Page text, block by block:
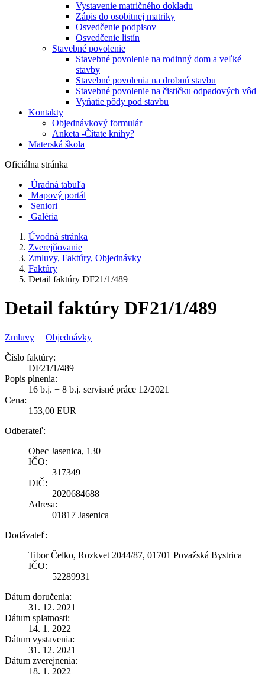
Vystavenie matričného dokladu
Zápis do osobitnej matriky
Osvedčenie podpisov
Osvedčenie listín
Stavebné povolenie
Stavebné povolenie na rodinný dom a veľké
stavby
Stavebné povolenia na drobnú stavbu
Stavebné povolenie na čističku odpadových vôd
Vyňatie pôdy pod stavbu
Kontakty
Objednávkový formulár
Anketa -Čítate knihy?
Materská škola
Oficiálna stránka
Úradná tabuľa
Mapový portál
Seniori
Galéria
Úvodná stránka
Zverejňovanie
Zmluvy, Faktúry, Objednávky
Faktúry
Detail faktúry DF21/1/489
Detail faktúry DF21/1/489
Zmluvy | Objednávky
Číslo faktúry:
DF21/1/489
Popis plnenia:
16 b.j. + 8 b.j. servisné práce 12/2021
Cena:
153,00 EUR
Odberateľ:
Obec Jasenica, 130
IČO:
317349
DIČ:
2020684688
Adresa:
01817 Jasenica
Dodávateľ:
Tibor Čelko, Rozkvet 2044/87, 01701 Považská Bystrica
IČO:
52289931
Dátum doručenia:
31. 12. 2021
Dátum splatnosti:
14. 1. 2022
Dátum vystavenia:
31. 12. 2021
Dátum zverejnenia:
18. 1. 2022